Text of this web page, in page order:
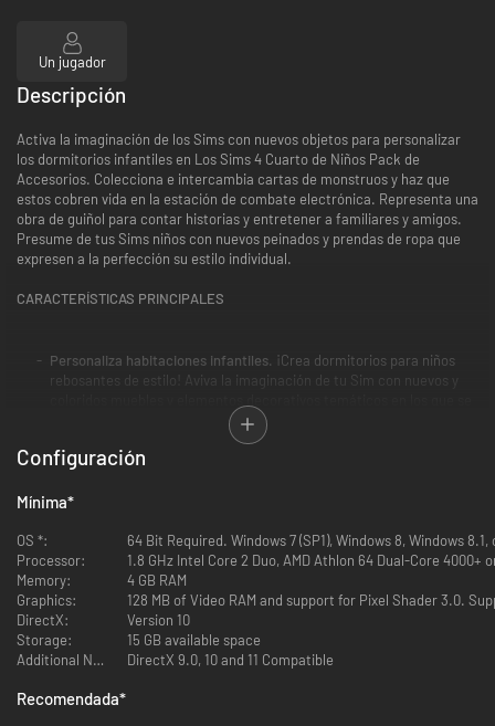
Un jugador
Descripción
Activa la imaginación de los Sims con nuevos objetos para personalizar
los dormitorios infantiles en Los Sims 4 Cuarto de Niños Pack de
Accesorios. Colecciona e intercambia cartas de monstruos y haz que
estos cobren vida en la estación de combate electrónica. Representa una
obra de guiñol para contar historias y entretener a familiares y amigos.
Presume de tus Sims niños con nuevos peinados y prendas de ropa que
expresen a la perfección su estilo individual.
CARACTERÍSTICAS PRINCIPALES
Personaliza habitaciones infantiles. ¡Crea dormitorios para niños
rebosantes de estilo! Aviva la imaginación de tu Sim con nuevos y
ven desde robots espaciales hasta alegres diseños florales.
Combate con monstruos.
tu Sim. Utiliza las cartas en la estación de combate electrónica para
emocionante duelo de monstruos.
Representa una obra.
imaginación, los Sims podrán contar divertidas historias para
entretener a un público formado por familiares y amigos.
Reparte estilo.¡Ponles a tus Sims atuendos y peinados modernos y
por el último ídolo preadolescente!
Configuración
Mínima*
OS *:
64 Bit Required. Windows 7 (SP1), Windows 8, Windows 8.1,
Processor:
1.8 GHz Intel Core 2 Duo, AMD Athlon 64 Dual-Core
Memory:
4 GB RAM
Graphics:
128 MB of Video RAM and support for Pixel Shader 3.0.
DirectX:
Version 10
Storage:
15 GB available space
Additional Notes:
DirectX 9.0, 10 and 11 Compatible
Recomendada*